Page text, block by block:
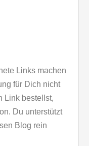
Links machen
für Dich nicht
Link bestellst,
Du unterstützt
Blog rein